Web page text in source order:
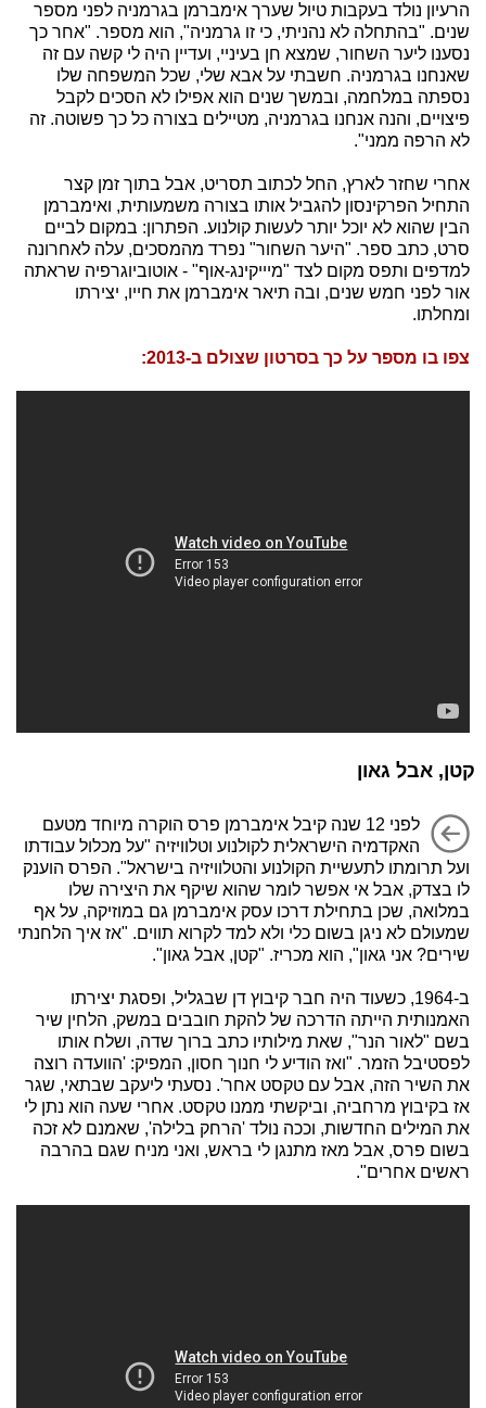
הרעיון נולד בעקבות טיול שערך אימברמן בגרמניה לפני מספר
שנים. "בהתחלה לא נהניתי, כי זו גרמניה", הוא מספר. "אחר כך
נסענו ליער השחור, שמצא חן בעיניי, ועדיין היה לי קשה עם זה
שאנחנו בגרמניה. חשבתי על אבא שלי, שכל המשפחה שלו
נספתה במלחמה, ובמשך שנים הוא אפילו לא הסכים לקבל
פיצויים, והנה אנחנו בגרמניה, מטיילים בצורה כל כך פשוטה. זה
לא הרפה ממני".
אחרי שחזר לארץ, החל לכתוב תסריט, אבל בתוך זמן קצר
התחיל הפרקינסון להגביל אותו בצורה משמעותית, ואימברמן
הבין שהוא לא יוכל יותר לעשות קולנוע. הפתרון: במקום לביים
סרט, כתב ספר. "היער השחור" נפרד מהמסכים, עלה לאחרונה
למדפים ותפס מקום לצד "מיייקינג-אוף" - אוטוביוגרפיה שראתה
אור לפני חמש שנים, ובה תיאר אימברמן את חייו, יצירתו
ומחלתו.
צפו בו מספר על כך בסרטון שצולם ב-2013:
קטן, אבל גאון
לפני 12 שנה קיבל אימברמן פרס הוקרה מיוחד מטעם
האקדמיה הישראלית לקולנוע וטלוויזיה "על מכלול עבודתו
ועל תרומתו לתעשיית הקולנוע והטלוויזיה בישראל". הפרס הוענק
לו בצדק, אבל אי אפשר לומר שהוא שיקף את היצירה שלו
במלואה, שכן בתחילת דרכו עסק אימברמן גם במוזיקה, על אף
שמעולם לא ניגן בשום כלי ולא למד לקרוא תווים. "אז איך הלחנתי
שירים? אני גאון", הוא מכריז. "קטן, אבל גאון".
ב-1964, כשעוד היה חבר קיבוץ דן שבגליל, ופסגת יצירתו
האמנותית הייתה הדרכה של להקת חובבים במשק, הלחין שיר
בשם "לאור הנר", שאת מילותיו כתב ברוך שדה, ושלח אותו
לפסטיבל הזמר. "ואז הודיע לי חנוך חסון, המפיק: 'הוועדה רוצה
את השיר הזה, אבל עם טקסט אחר'. נסעתי ליעקב שבתאי, שגר
אז בקיבוץ מרחביה, וביקשתי ממנו טקסט. אחרי שעה הוא נתן לי
את המילים החדשות, וככה נולד 'הרחק בלילה', שאמנם לא זכה
בשום פרס, אבל מאז מתנגן לי בראש, ואני מניח שגם בהרבה
ראשים אחרים".